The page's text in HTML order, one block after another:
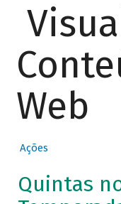
Web
Ações
Quintas